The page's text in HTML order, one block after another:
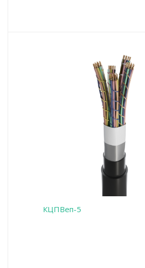
КЦПВеп-5